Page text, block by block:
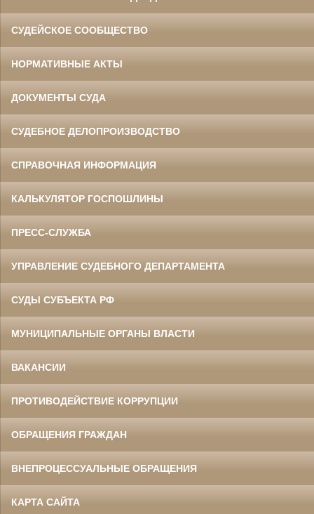
СУДЕЙСКОЕ СООБЩЕСТВО
НОРМАТИВНЫЕ АКТЫ
ДОКУМЕНТЫ СУДА
СУДЕБНОЕ ДЕЛОПРОИЗВОДСТВО
СПРАВОЧНАЯ ИНФОРМАЦИЯ
КАЛЬКУЛЯТОР ГОСПОШЛИНЫ
ПРЕСС-СЛУЖБА
УПРАВЛЕНИЕ СУДЕБНОГО ДЕПАРТАМЕНТА
СУДЫ СУБЪЕКТА РФ
МУНИЦИПАЛЬНЫЕ ОРГАНЫ ВЛАСТИ
ВАКАНСИИ
ПРОТИВОДЕЙСТВИЕ КОРРУПЦИИ
ОБРАЩЕНИЯ ГРАЖДАН
ВНЕПРОЦЕССУАЛЬНЫЕ ОБРАЩЕНИЯ
КАРТА САЙТА